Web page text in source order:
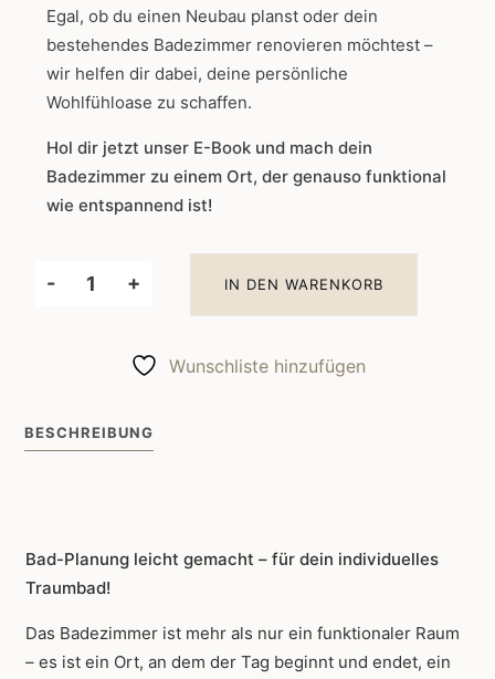
Egal, ob du einen Neubau planst oder dein
bestehendes Badezimmer renovieren möchtest –
wir helfen dir dabei, deine persönliche
Wohlfühloase zu schaffen.
Hol dir jetzt unser E-Book und mach dein
Badezimmer zu einem Ort, der genauso funktional
wie entspannend ist!
-
zum
+ IN DEN WARENKORB
Wunschliste hinzufügen
BESCHREIBUNG
Bad-Planung leicht gemacht – für dein individuelles
Traumbad!
Das Badezimmer ist mehr als nur ein funktionaler Raum
– es ist ein Ort, an dem der Tag beginnt und endet, ein